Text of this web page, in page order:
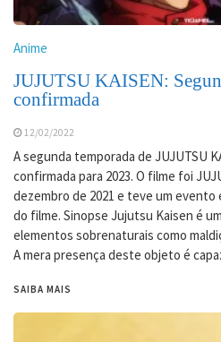
Anime
JUJUTSU KAISEN:
confirmada
12/02/2022
A segunda temporada de JUJUTSU
confirmada para 2023. O filme foi
dezembro de 2021 e teve um evento
do filme. Sinopse Jujutsu Kaisen é
elementos sobrenaturais como
A mera presença deste objeto é
SAIBA MAIS